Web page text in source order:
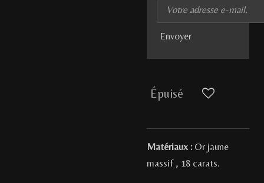
Envoyer
Épuisé
Matériaux : Or jaune
massif , 18 carats.